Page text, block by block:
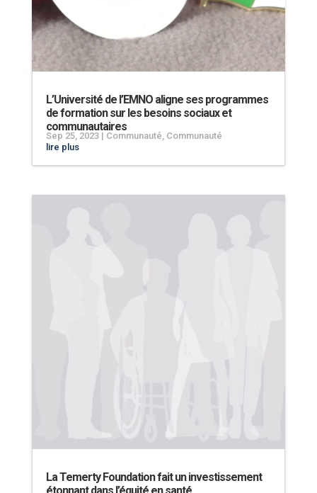
L’Université de l’EMNO aligne ses programmes
de formation sur les besoins sociaux et
communautaires
Sep 25, 2023| Communauté, Communauté
lire plus
La Temerty Foundation fait un investissement
étonnant dans l’équité en santé